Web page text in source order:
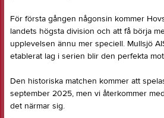
För första gången någonsin kommer
landets högsta division och att få börja
upplevelsen ännu mer speciell. Mullsjö
etablerat lag i serien blir den perfekta
Den historiska matchen kommer att
september 2025, men vi återkommer
det närmar sig.